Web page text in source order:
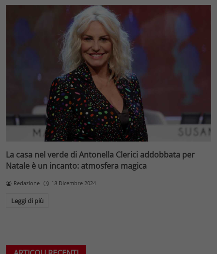
La casa nel verde di Antonella Clerici addobbata per
Natale è un incanto: atmosfera magica
Redazione 18 Dicembre 2024
Leggi di più